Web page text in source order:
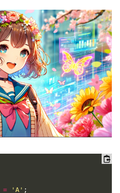
= 'A' ;